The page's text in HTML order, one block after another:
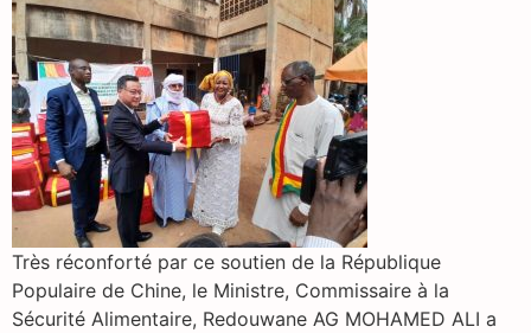
Très réconforté par ce soutien de la République
Populaire de Chine, le Ministre, Commissaire à la
Sécurité Alimentaire, Redouwane AG MOHAMED ALI a